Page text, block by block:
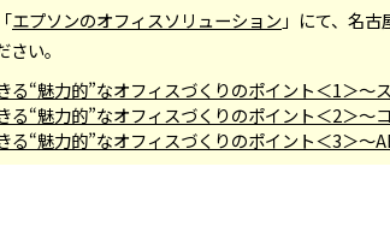
エプソンのオフィスソリューション 」にて、名
い。
る“魅力的”なオフィスづくりのポイント＜1＞～
る“魅力的”なオフィスづくりのポイント＜2＞～
る“魅力的”なオフィスづくりのポイント＜3＞～